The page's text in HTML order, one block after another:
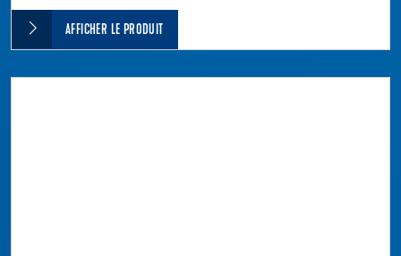
AFFICHER LE PRODUIT